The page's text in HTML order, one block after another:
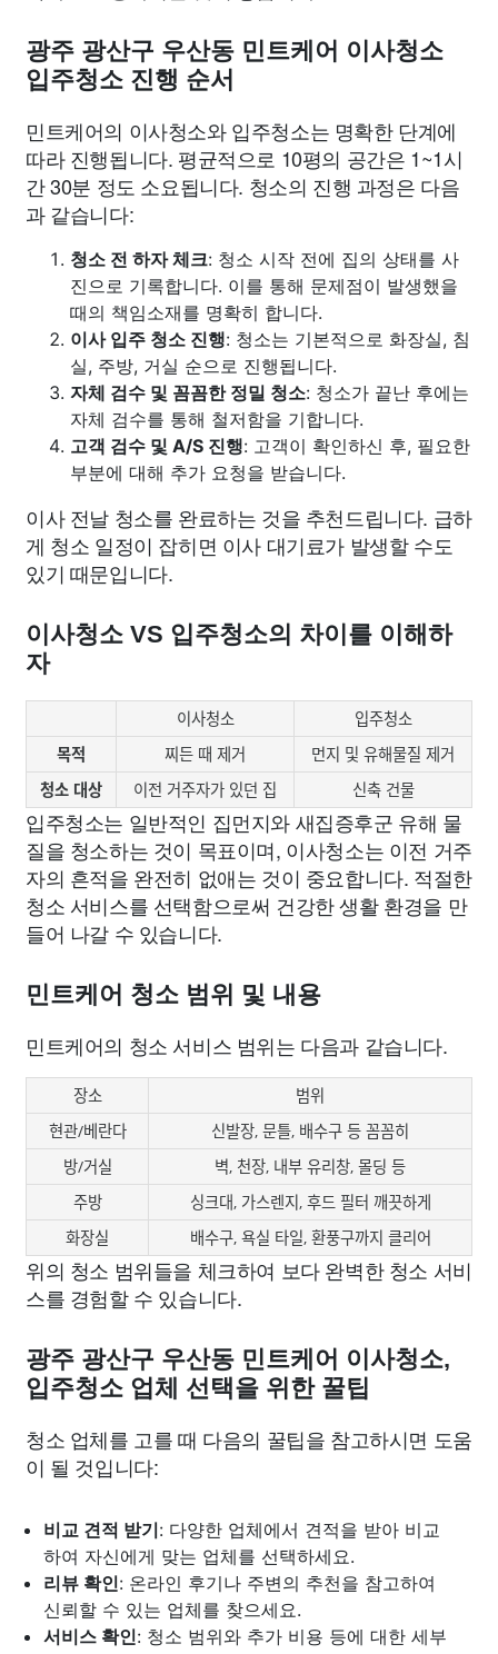
광주 광산구 우산동 민트케어 이사청소
입주청소 진행 순서
민트케어의 이사청소와 입주청소는 명확한 단계에
따라 진행됩니다. 평균적으로 10평의 공간은 1~1시
간 30분 정도 소요됩니다. 청소의 진행 과정은 다음
과 같습니다:
청소 전 하자 체크: 청소 시작 전에 집의 상태를 사
진으로 기록합니다. 이를 통해 문제점이 발생했을
때의 책임소재를 명확히 합니다.
이사 입주 청소 진행: 청소는 기본적으로 화장실, 침
실, 주방, 거실 순으로 진행됩니다.
자체 검수 및 꼼꼼한 정밀 청소: 청소가 끝난 후에는
자체 검수를 통해 철저함을 기합니다.
고객 검수 및 A/S 진행: 고객이 확인하신 후, 필요한
부분에 대해 추가 요청을 받습니다.
이사 전날 청소를 완료하는 것을 추천드립니다. 급하
게 청소 일정이 잡히면 이사 대기료가 발생할 수도
있기 때문입니다.
이사청소 VS 입주청소의 차이를 이해하
자
이사청소
입주청소
목적
찌든 때 제거
먼지 및 유해물질 제거
청소 대상
이전 거주자가 있던 집 신축 건물
입주청소는 일반적인 집먼지와 새집증후군 유해 물
질을 청소하는 것이 목표이며, 이사청소는 이전 거주
자의 흔적을 완전히 없애는 것이 중요합니다. 적절한
청소 서비스를 선택함으로써 건강한 생활 환경을 만
들어 나갈 수 있습니다.
민트케어 청소 범위 및 내용
민트케어의 청소 서비스 범위는 다음과 같습니다.
장소
범위
현관/베란다
신발장, 문틀, 배수구 등 꼼꼼히
방/거실
벽, 천장, 내부 유리창, 몰딩 등
주방
싱크대, 가스렌지, 후드 필터 깨끗하게
화장실
배수구, 욕실 타일, 환풍구까지 클리어
위의 청소 범위들을 체크하여 보다 완벽한 청소 서비
스를 경험할 수 있습니다.
광주 광산구 우산동 민트케어 이사청소,
입주청소 업체 선택을 위한 꿀팁
청소 업체를 고를 때 다음의 꿀팁을 참고하시면 도움
이 될 것입니다:
비교 견적 받기: 다양한 업체에서 견적을 받아 비교
하여 자신에게 맞는 업체를 선택하세요.
리뷰 확인: 온라인 후기나 주변의 추천을 참고하여
신뢰할 수 있는 업체를 찾으세요.
서비스 확인: 청소 범위와 추가 비용 등에 대한 세부